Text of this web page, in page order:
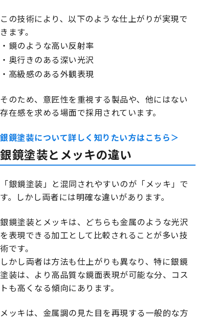
この技術により、以下のような仕上がりが実現で
きます。
・鏡のような高い反射率
・奥行きのある深い光沢
・高級感のある外観表現
そのため、意匠性を重視する製品や、他にはない
存在感を求める場面で採用されています。
銀鏡塗装について詳しく知りたい方はこちら＞
銀鏡塗装とメッキの違い
「銀鏡塗装」と混同されやすいのが「メッキ」で
す。しかし両者には明確な違いがあります。
銀鏡塗装とメッキは、どちらも金属のような光沢
を表現できる加工として比較されることが多い技
術です。
しかし両者は方法も仕上がりも異なり、特に銀鏡
塗装は、より高品質な鏡面表現が可能な分、コス
トも高くなる傾向にあります。
メッキは、金属調の見た目を再現する一般的な方